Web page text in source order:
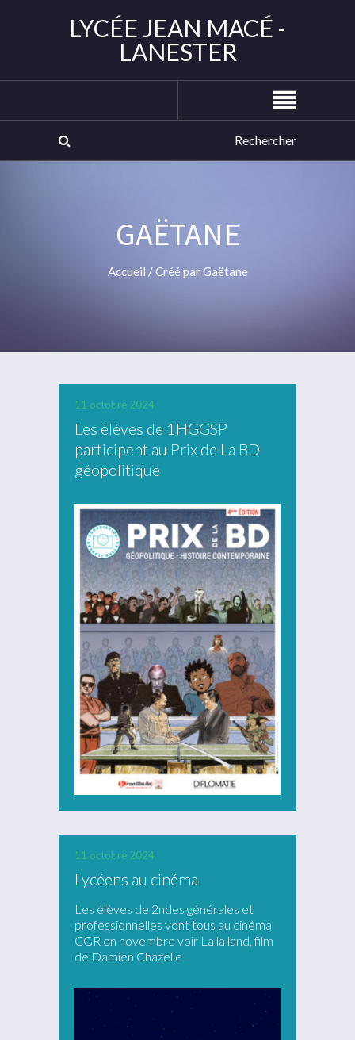
LYCÉE JEAN MACÉ -
LANESTER
GAËTANE
Accueil /Créé par Gaëtane
11 octobre 2024
Les élèves de 1HGGSP
participent au Prix de La BD
géopolitique
11 octobre 2024
Lycéens au cinéma
Les élèves de 2ndes générales et
professionnelles vont tous au cinéma
CGR en novembre voir La la land, film
de Damien Chazelle